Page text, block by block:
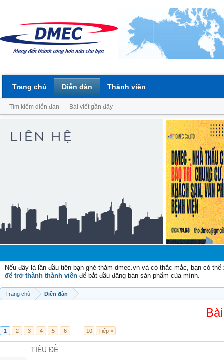
Nếu đây là lần đầu tiên bạn ghé thăm dmec.vn và có thắc mắc, bạn có
để trở thành thành viên để bắt đầu đăng bán sản phẩm của mình.
Trang chủ Diễn đàn
1 2 3 4 5 6 → 10 Tiếp >
TIÊU ĐỀ
Trang chủ Diễn đàn
Tìm kiếm diễn đàn Bài viết gần đây
Thành viên